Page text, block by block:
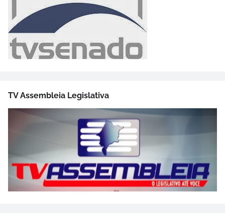
TV Assembleia Legislativa